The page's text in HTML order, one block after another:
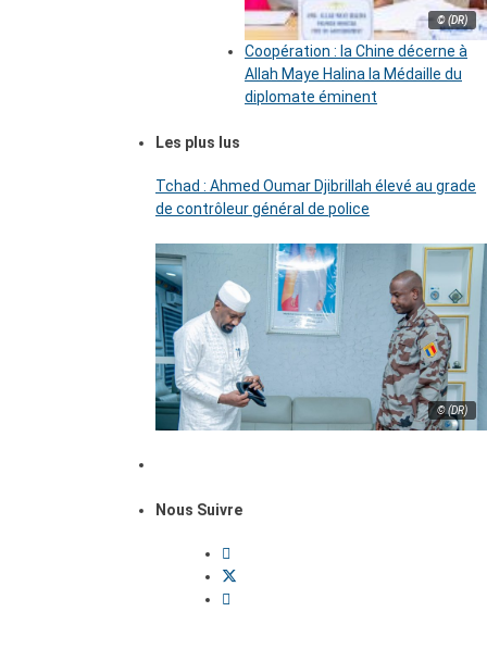
© (DR)
Coopération : la Chine décerne à
Allah Maye Halina la Médaille du
diplomate éminent
Les plus lus
Tchad : Ahmed Oumar Djibrillah élevé au grade
de contrôleur général de police
© (DR)
Nous Suivre